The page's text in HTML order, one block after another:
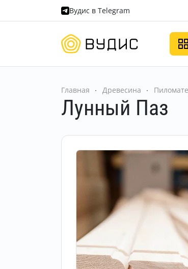
Вудис в Telegram
Главная Древесина
Лунный Паз